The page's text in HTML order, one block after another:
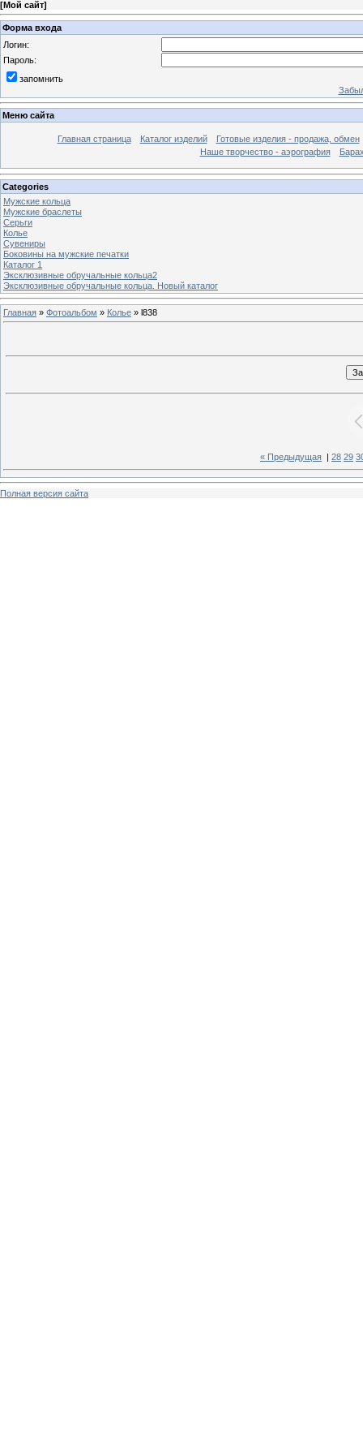
[Мой сайт]
Форма входа
Логин:
Пароль:
запомнить
Меню сайта
Главная страница Каталог изделий
Готовые изделия - продажа, обмен
Наше творчество - аэрография
Categories
Мужские кольца
Мужские браслеты
Серьги
Колье
Сувениры
Боковины на мужские печатки
Каталог 1
Эксклюзивные обручальные кольца2
Эксклюзивные обручальные кольца. Новый каталог
Главная » Фотоальбом » Колье » l838
« Предыдущая 28 29
Полная версия сайта